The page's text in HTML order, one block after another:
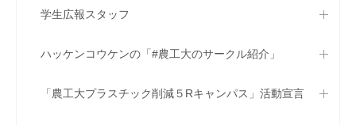
学生広報スタッフ
ハッケンコウケンの「#農工大のサークル紹介」
「農工大プラスチック削減５Rキャンパス」活動宣言